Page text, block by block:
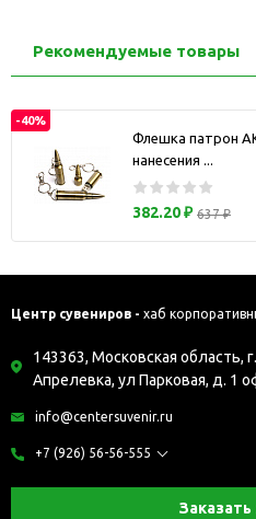
Рекомендуемые товары
-40%
Флешка патрон
нанесения ...
382.20 ₽ 637 ₽
Центр сувениров - хаб
143363, Московская область,
Апрелевка, ул Парковая, д. 1
info@centersuvenir.ru
+7 (926) 56-56-555
Заказать